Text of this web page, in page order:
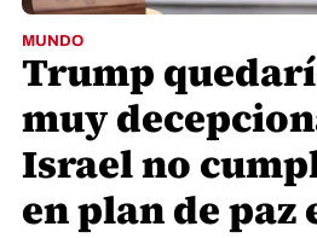
MUNDO
Trump
muy
Israel no
en plan de paz